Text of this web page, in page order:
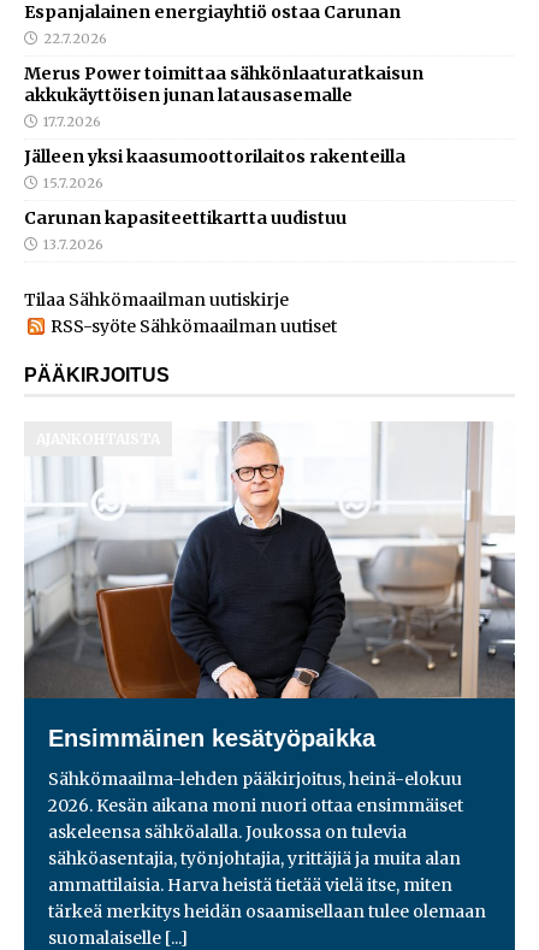
Espanjalainen energiayhtiö ostaa Carunan
22.7.2026
Merus Power toimittaa sähkönlaaturatkaisun
akkukäyttöisen junan latausasemalle
17.7.2026
Jälleen yksi kaasumoottorilaitos rakenteilla
15.7.2026
Carunan kapasiteettikartta uudistuu
13.7.2026
Tilaa Sähkömaailman uutiskirje
RSS-syöte Sähkömaailman uutiset
PÄÄKIRJOITUS
Ensimmäinen kesätyöpaikka
Sähkömaailma-lehden pääkirjoitus, heinä-elokuu
2026. Kesän aikana moni nuori ottaa ensimmäiset
askeleensa sähköalalla. Joukossa on tulevia
sähköasentajia, työnjohtajia, yrittäjiä ja muita alan
ammattilaisia. Harva heistä tietää vielä itse, miten
tärkeä merkitys heidän osaamisellaan tulee olemaan
suomalaiselle [...]